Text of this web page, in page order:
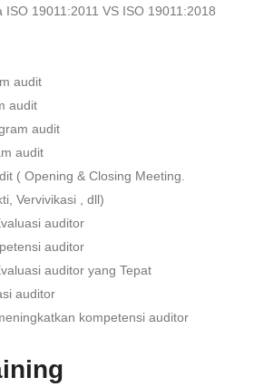
ISO 19011:2011 VS ISO 19011:2018
audit
audit
audit
audit
( Opening & Closing Meeting.
Vervivikasi , dll)
auditor
auditor
auditor yang Tepat
auditor
kompetensi auditor